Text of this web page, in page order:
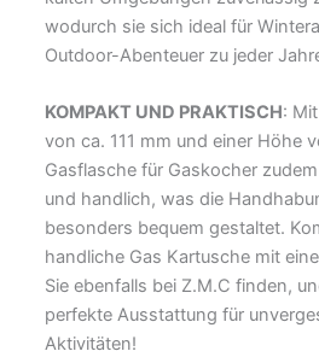
wodurch sie sich ideal für
Outdoor-Abenteuer zu jeder
KOMPAKT UND PRAKTISCH:
von ca. 111 mm und einer Höhe
Gasflasche für Gaskocher
und handlich, was die
besonders bequem gestaltet.
handliche Gas Kartusche mit
Sie ebenfalls bei Z.M.C finden,
perfekte Ausstattung für
Aktivitäten!